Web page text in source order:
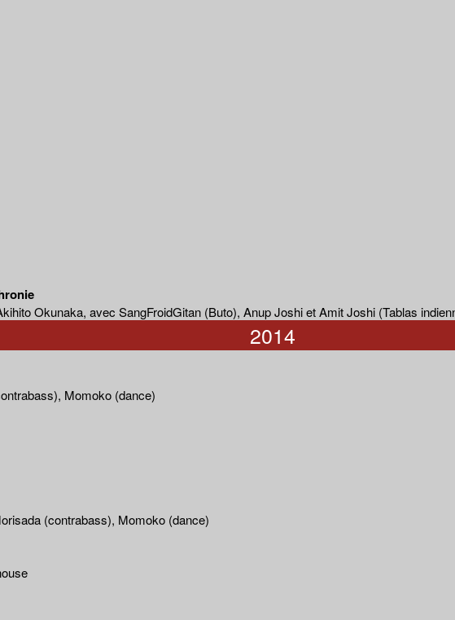
Okunaka, avec SangFroidGitan (Buto), Anup Joshi et Amit Joshi (Tablas
2014
Momoko (dance)
(contrabass), Momoko (dance)